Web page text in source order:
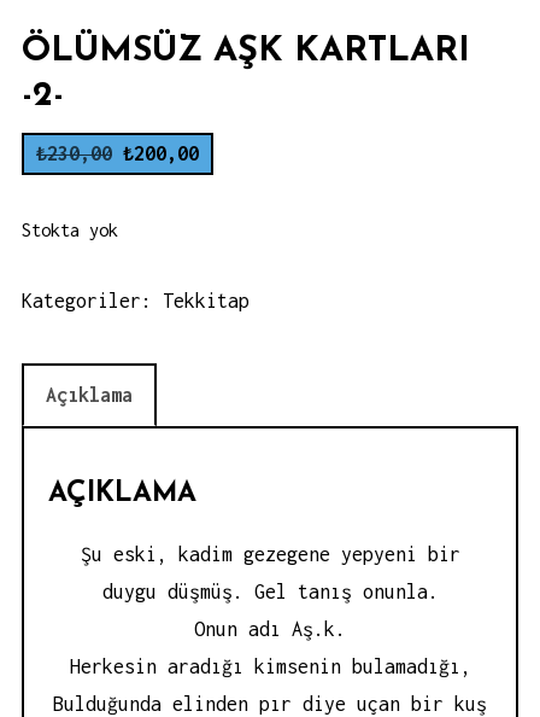
ÖLÜMSÜZ AŞK KARTLARI
-2-
₺230,00 Orijinal
₺200,00Şu
Stokta yok
Kategoriler: Tekkitap
Açıklama
AÇIKLAMA
Şu eski, kadim gezegene yepyeni bir
duygu düşmüş. Gel tanış onunla.
Onun adı Aş.k.
Herkesin aradığı kimsenin bulamadığı,
Bulduğunda elinden pır diye uçan bir kuş